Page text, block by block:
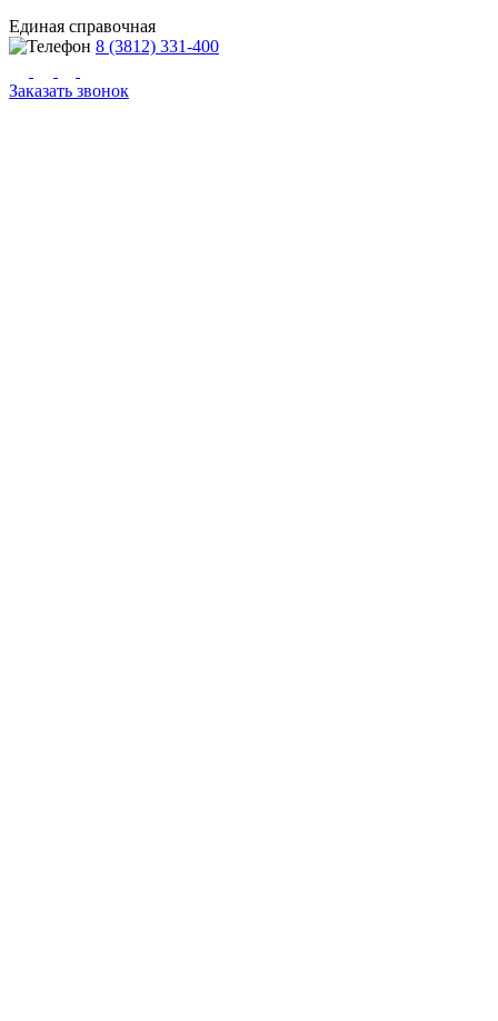
Единая справочная
8 (3812) 331-400
Заказать звонок